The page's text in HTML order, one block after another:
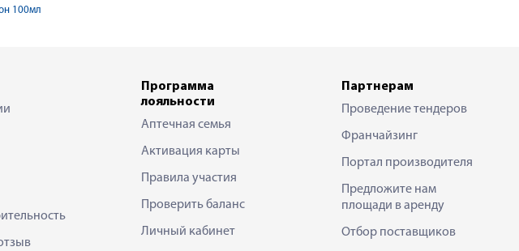
100мл
Программа
лояльности
Аптечная семья
Активация карты
Правила участия
Проверить баланс
Личный кабинет
Партнерам
Проведение тендеров
Франчайзинг
Портал производителя
Предложите нам
площади в аренду
Отбор поставщиков